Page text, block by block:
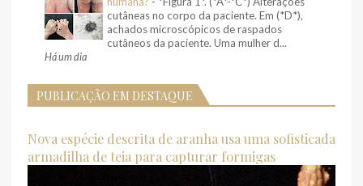
cutâneas no corpo da paciente. Em (*D*),
achados microscópicos de raspados
cutâneos da paciente. Uma mulher d...
Há um dia
PUBLICAÇÃO EM DESTAQUE
Nova espécie descrita de aranha usa uma sofisticada
armadilha de teia para capturar formigas